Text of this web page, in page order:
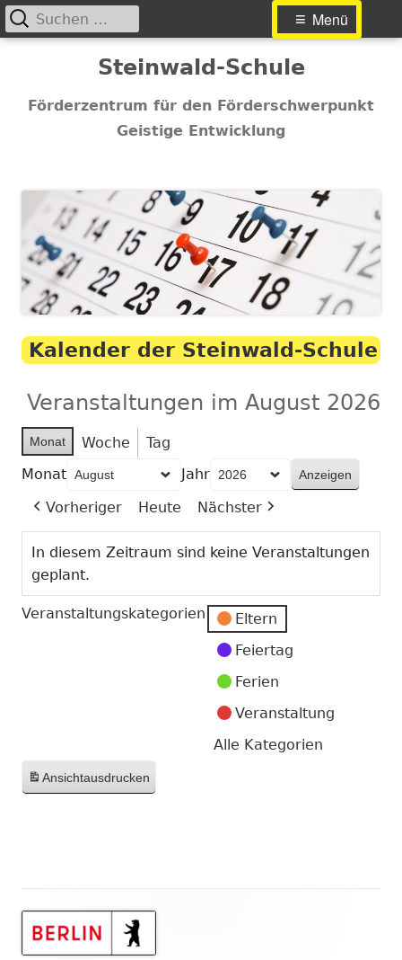
Inhalt
Steinwald-Schule
Förderzentrum für den Förderschwerpunkt
Geistige Entwicklung
Primäres
Menü
Suchen
nach:
Kalender der Steinwald-Schule
Veranstaltungen im August 2026
Monat Woche
Tag
Monat
Jahr
Vorheriger
Heute Nächster
In diesem Zeitraum sind keine Veranstaltungen
geplant.
Veranstaltungskategorien
Eltern
Feiertag
Ferien
Veranstaltung
Alle Kategorien
Ansichtausdrucken
Haupt-